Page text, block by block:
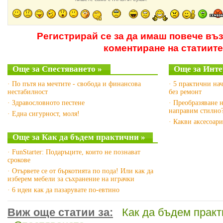
Регистрирай се за да имаш повече
коментиране на статиите
Още за Спестяването »
· По пътя на мечтите - свобода и финансова
нестабилност
· Здравословното пестене
· Една сигурност, моля!
Още за
· 5 практични
без ремонт
· Преобразяване
направим
· Какви
Още за Как да бъдем практични »
· FunStarter: Подаръците, които не познават
срокове
· Отървете се от бъркотията по пода! Или как да
изберем мебели за съхранение на играчки
· 6 идеи как да пазарувате по-евтино
Виж още статии за:
Как да бъдем